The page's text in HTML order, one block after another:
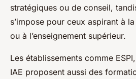
stratégiques ou de conseil,
s’impose pour ceux aspirant à
ou à l’enseignement supérieur.
Les établissements comme
IAE proposent aussi des